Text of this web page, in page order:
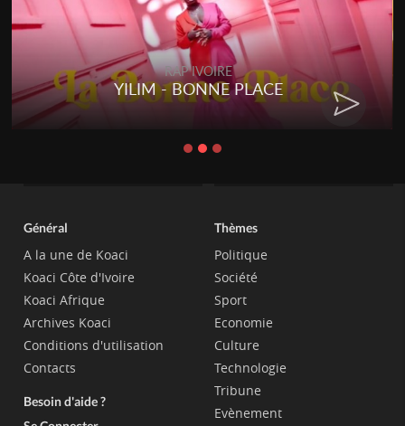
RAP IVOIRE
YILIM - BONNE PLACE
Général
A la une de Koaci
Koaci Côte d'Ivoire
Koaci Afrique
Archives Koaci
Conditions d'utilisation
Contacts
Besoin d'aide ?
Thèmes
Politique
Société
Sport
Economie
Culture
Technologie
Tribune
Evènement